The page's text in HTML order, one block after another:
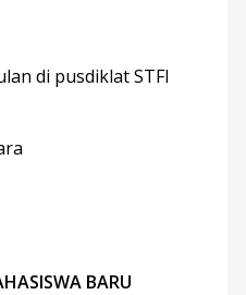
di pusdiklat STFI
BARU